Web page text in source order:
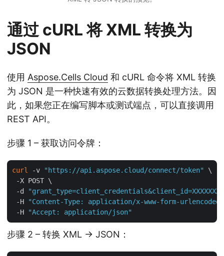
通过 cURL 将 XML 转换为
JSON
使用 Aspose.Cells Cloud 和 cURL 命令将 XML 转换
为 JSON 是一种快速有效的云数据转换处理方法。因
此，如果您正在编写脚本或测试端点，可以直接调用
REST API。
步骤 1 – 获取访问令牌：
curl -v "https://api.aspose.cloud/connect/token"
\
-X POST \
-d
"grant_type=client_credentials&client_id=XXXXXXX-
-H
"Content-Type: application/x-www-form-urlencoded"
-H
"Accept: application/json"
步骤 2 – 转换 XML → JSON：